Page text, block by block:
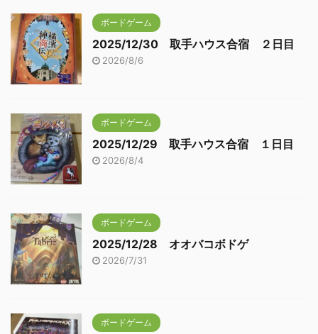
ボードゲーム
2025/12/30 取手ハウス合宿 ２日目
2026/8/6
ボードゲーム
2025/12/29 取手ハウス合宿 １日目
2026/8/4
ボードゲーム
2025/12/28 オオバコボドゲ
2026/7/31
ボードゲーム